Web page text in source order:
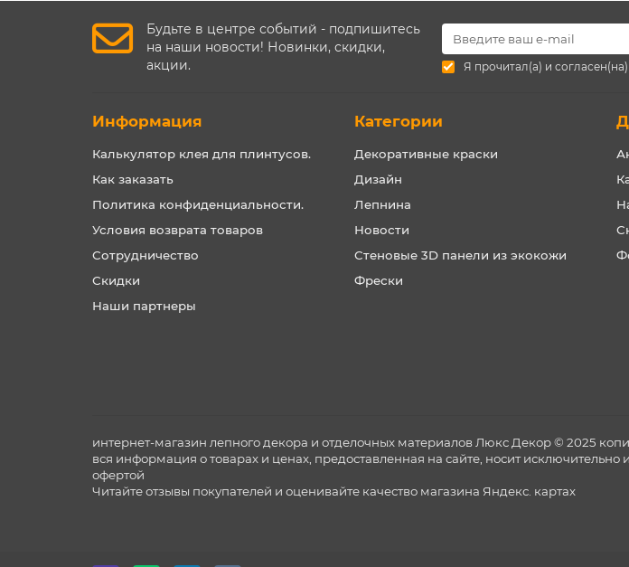
Будьте в центре событий - подпишитесь
на наши новости! Новинки, скидки,
акции.
Я прочитал(а) и
Информация
Калькулятор клея для плинтусов.
Как заказать
Политика конфиденциальности.
Условия возврата товаров
Сотрудничество
Скидки
Наши партнеры
Категории
Декоративные краски
Дизайн
Лепнина
Новости
Стеновые 3D панели из экокожи
Фрески
интернет-магазин лепного декора и отделочных материалов Люкс Декор © 2025
вся информация о товарах и ценах, предоставленная на сайте, носит
офертой
Читайте отзывы покупателей и оценивайте качество магазина Яндекс. картах